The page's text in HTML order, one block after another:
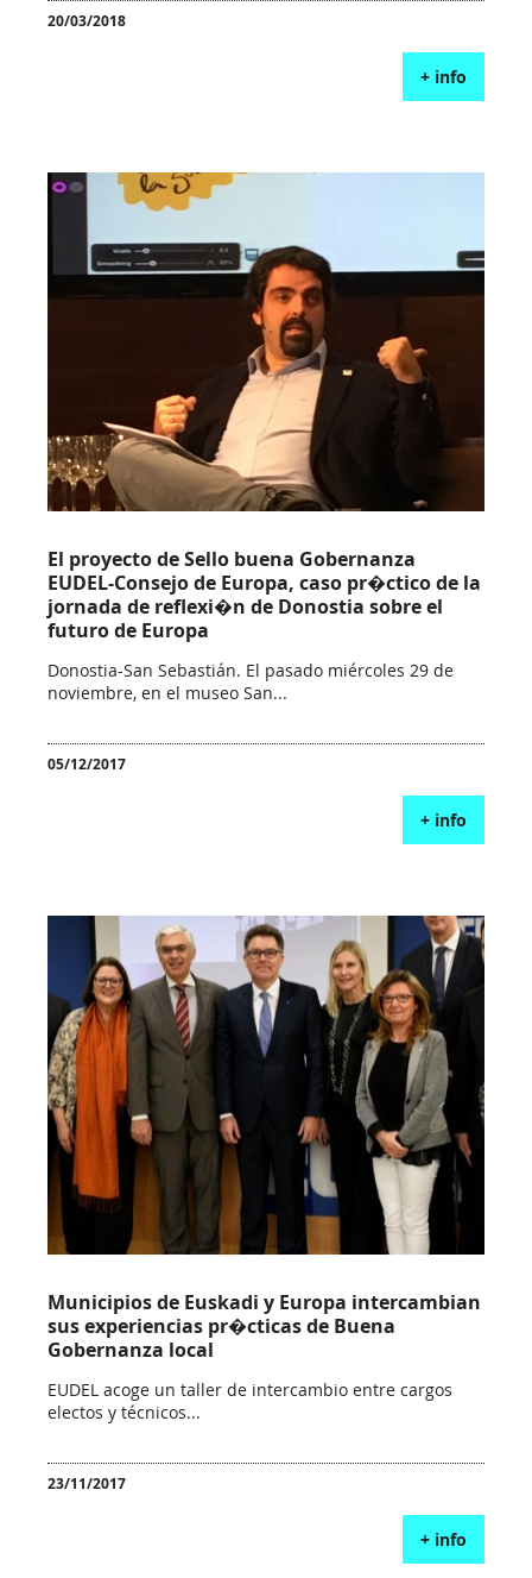
Europa
EU
EN
20/03/2018
+ info
El proyecto de Sello buena Gobernanza
EUDEL-Consejo de Europa, caso pr�ctico de la
jornada de reflexi�n de Donostia sobre el
futuro de Europa
Donostia-San Sebastián. El pasado miércoles 29 de
noviembre, en el museo San...
05/12/2017
+ info
Municipios de Euskadi y Europa intercambian
sus experiencias pr�cticas de Buena
Gobernanza local
EUDEL acoge un taller de intercambio entre cargos
electos y técnicos...
23/11/2017
+ info